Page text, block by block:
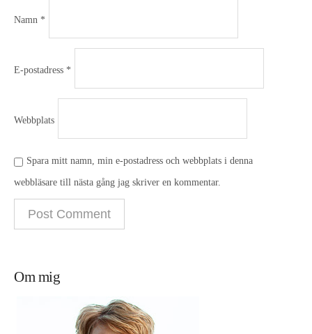
Namn *
E-postadress *
Webbplats
Spara mitt namn, min e-postadress och webbplats i denna
webbläsare till nästa gång jag skriver en kommentar.
Om mig